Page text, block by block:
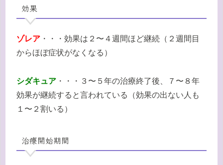
効果
ゾレア ・・・効果は２〜４週間ほど継続（２週間目
からほぼ症状がなくなる）
シダキュア ・・・３〜５年の治療終了後、７〜８年
効果が継続すると言われている（効果の出ない人も
１〜２割いる）
治療開始期間